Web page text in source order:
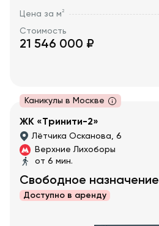
Цена за м2
Стоимость
21 546 000 ₽
Каникулы в Москве
ЖК «Тринити-2»
Лётчика Осканова, 6
Верхние Лихоборы
от 6 мин.
Свободное назначение
Доступно в аренду